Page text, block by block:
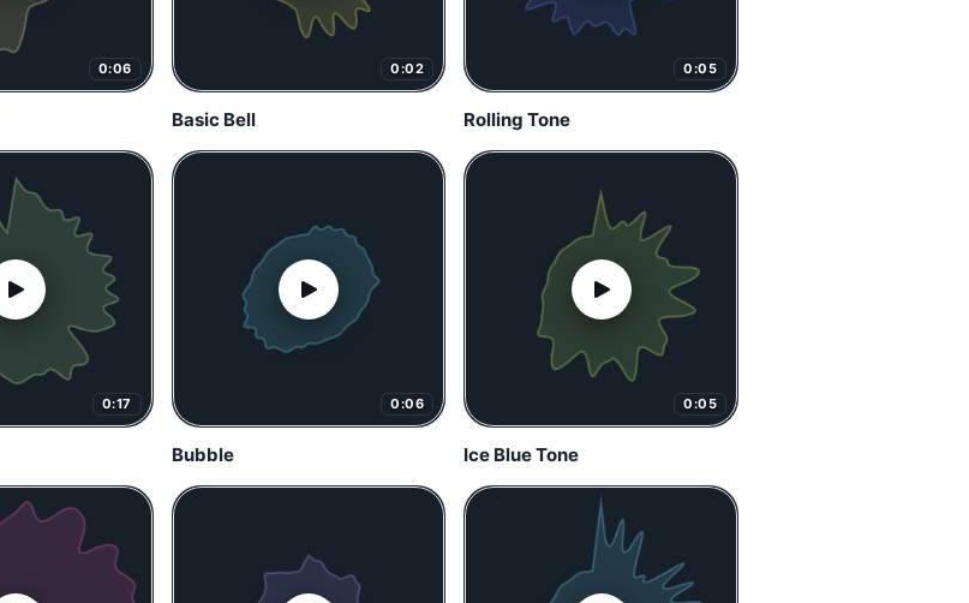
0:06 0:02
Basic Bell
0:05
Rolling Tone
0:17 0:06
Bubble
0:05
Ice Blue Tone